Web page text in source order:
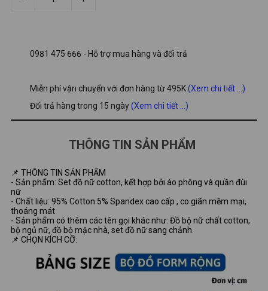
0981 475 666 - Hỗ trợ mua hàng và đổi trả
Miễn phí vận chuyển với đơn hàng từ 495K(Xem chi tiết ...)
Đổi trả hàng trong 15 ngày(Xem chi tiết ...)
THÔNG TIN SẢN PHẨM
📌 THÔNG TIN SẢN PHẨM
- Sản phẩm: Set đồ nữ cotton, kết hợp bởi áo phông và quần đùi
nữ
- Chất liệu: 95% Cotton 5% Spandex cao cấp , co giãn mềm mại,
thoáng mát
- Sản phẩm có thêm các tên gọi khác như: Đồ bộ nữ chất cotton,
bộ ngủ nữ, đồ bộ mặc nhà, set đồ nữ sang chảnh.
📌 CHỌN KÍCH CỠ: